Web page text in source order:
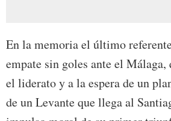
En la memoria el último
empate sin goles ante el
el liderato y a la espera de un
de un Levante que llega al